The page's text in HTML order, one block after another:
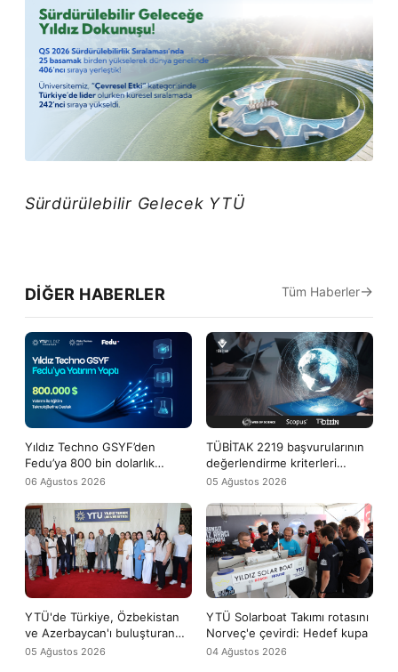
Sürdürülebilir Gelecek YTÜ
DIĞER HABERLER
Yıldız Techno GSYF’den
Fedu’ya 800 bin dolarlık
yatırım desteği
06 Ağustos 2026
TÜBİTAK 2219 başvurularının
değerlendirme kriterleri
arasına WoS ve Scopus
05 Ağustos 2026
YTÜ'de Türkiye, Özbekistan
ve Azerbaycan'ı buluşturan
uluslararası yaz okulu başladı
05 Ağustos 2026
YTÜ Solarboat Takımı rotasını
Norveç'e çevirdi: Hedef kupa
04 Ağustos 2026
Tüm Haberler